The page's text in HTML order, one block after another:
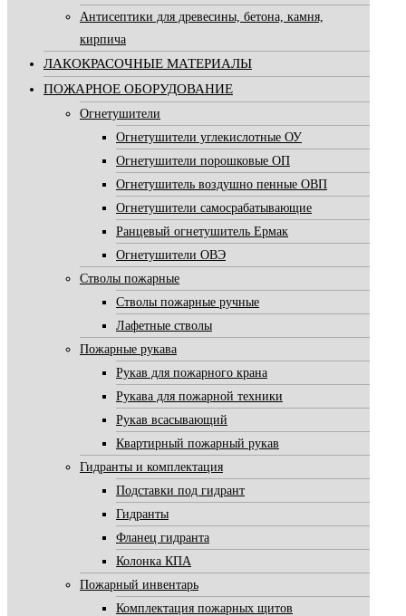
Антисептики для древесины, бетона, камня,
кирпича
ЛАКОКРАСОЧНЫЕ МАТЕРИАЛЫ
ПОЖАРНОЕ ОБОРУДОВАНИЕ
Огнетушители
Огнетушители углекислотные ОУ
Огнетушители порошковые ОП
Огнетушитель воздушно пенные ОВП
Огнетушители самосрабатывающие
Ранцевый огнетушитель Ермак
Огнетушители ОВЭ
Стволы пожарные
Стволы пожарные ручные
Лафетные стволы
Пожарные рукава
Рукав для пожарного крана
Рукава для пожарной техники
Рукав всасывающий
Квартирный пожарный рукав
Гидранты и комплектация
Подставки под гидрант
Гидранты
Фланец гидранта
Колонка КПА
Пожарный инвентарь
Комплектация пожарных щитов